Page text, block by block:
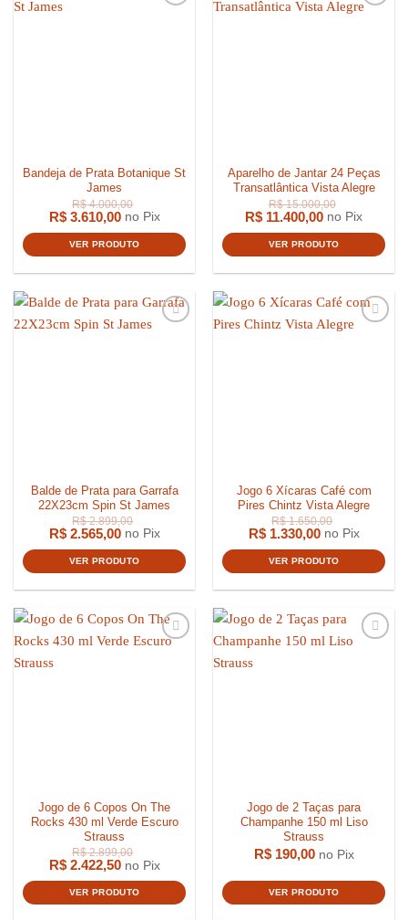
Bandeja de Prata Botanique St
James
R$3.610,00 no Pix
VER PRODUTO
Aparelho de Jantar 24 Peças
Transatlântica Vista Alegre
R$ 11.400,00 no Pix
VER PRODUTO
Balde de Prata para Garrafa
22X23cm Spin St James
R$2.565,00 no Pix
VER PRODUTO
Jogo 6 Xícaras Café com
Pires Chintz Vista Alegre
R$1.330,00 no Pix
VER PRODUTO
Jogo de 6 Copos On The
Rocks 430 ml Verde Escuro
Strauss
R$2.422,50 no Pix
VER PRODUTO
Jogo de 2 Taças para
Champanhe 150 ml Liso
Strauss
R$190,00 no Pix
VER PRODUTO